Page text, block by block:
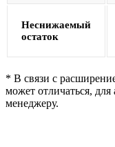
Неснижаемый
остаток
* В связи с
может отличаться,
менеджеру.